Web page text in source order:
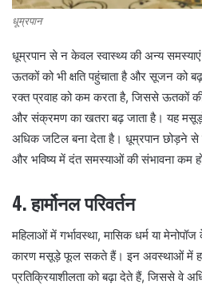
धूम्रपान
धूम्रपान से न केवल स्वास्थ्य की अन्य
ऊतकों को भी क्षति पहुंचाता है और सूजन को
रक्त प्रवाह को कम करता है, जिससे ऊतकों की
और संक्रमण का खतरा बढ़ जाता है। यह
अधिक जटिल बना देता है। धूम्रपान छोड़ने
और भविष्य में दंत समस्याओं की संभावना कम
4. हार्मोनल परिवर्तन
महिलाओं में गर्भावस्था, मासिक धर्म या मेनोपॉज
कारण मसूड़े फूल सकते हैं। इन अवस्थाओं में
प्रतिक्रियाशीलता को बढ़ा देते हैं, जिससे